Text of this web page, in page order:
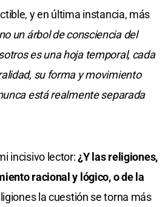
y en última instancia, más
un árbol de consciencia del
es una hoja temporal, cada
su forma y movimiento
está realmente separada
incisivo lector:¿Y las religiones,
racional y lógico, o de la
la cuestión se torna más